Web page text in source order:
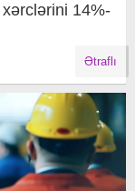
14%-
Ətraflı